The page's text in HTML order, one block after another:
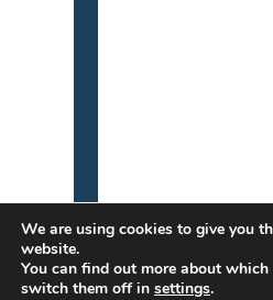
We are using cookies to give you
website.
You can find out more about
switch them off in settings.